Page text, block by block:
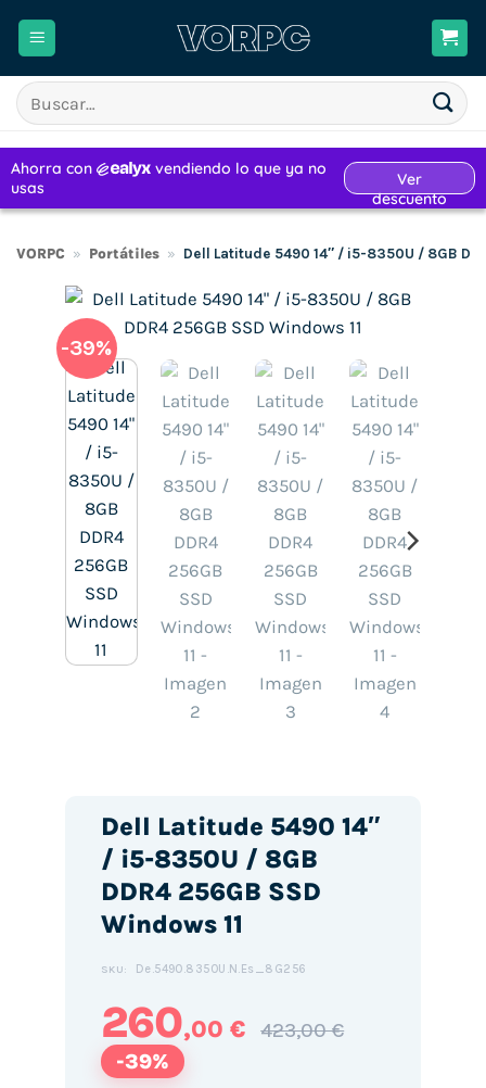
Buscar
por:
VORPC » Portátiles » Dell Latitude 5490 14″ / i5-8350U / 8GB
-39%
Dell Latitude 5490 14″
/ i5-8350U / 8GB
DDR4 256GB SSD
Windows 11
SKU: De.5490.8350U.N.Es_8G256
260,00 € 423,00 €
-39%